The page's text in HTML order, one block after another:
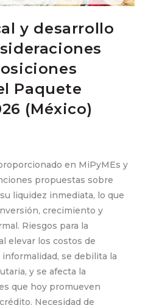
y desarrollo
Paquete
(México)
en MiPyMEs y
propuestas sobre
liquidez inmediata, lo que
crecimiento y
Riesgos para la
elevar los costos de
se debilita la
y se afecta la
que hoy promueven
Necesidad de